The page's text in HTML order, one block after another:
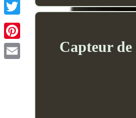
Capteur de